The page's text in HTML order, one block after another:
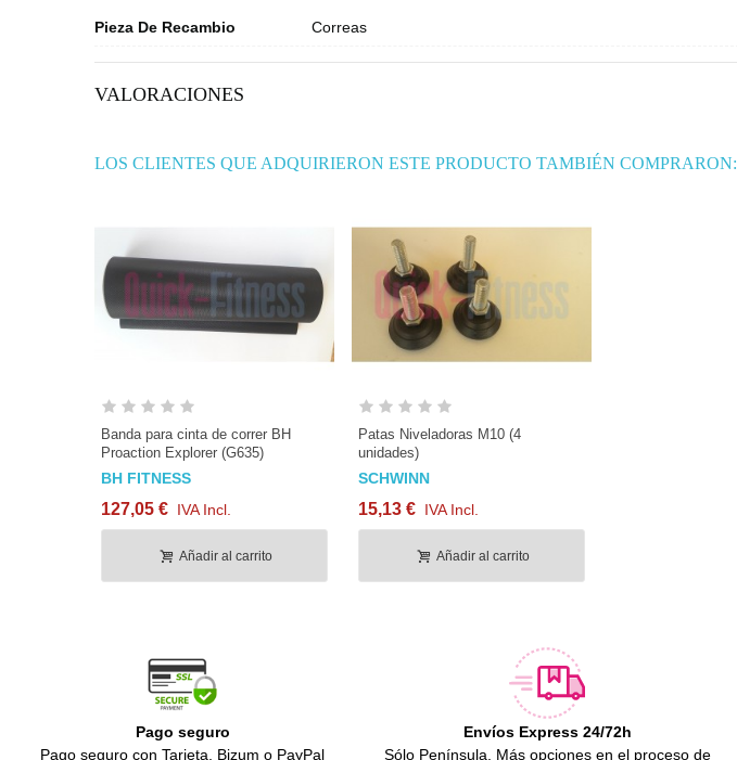
Pieza De Recambio Correas
VALORACIONES
LOS CLIENTES QUE ADQUIRIERON ESTE PRODUCTO TAMBIÉN COMPRARON:
Banda para cinta de correr BH
Proaction Explorer (G635)
BH FITNESS
127,05 € IVA Incl.
Añadir al carrito
Patas Niveladoras M10 (4
unidades)
SCHWINN
15,13 € IVA Incl.
Añadir al carrito
Pago seguro
Pago seguro con Tarjeta, Bizum o PayPal
Envíos Express 24/72h
Sólo Península.
Más opciones en el proceso de